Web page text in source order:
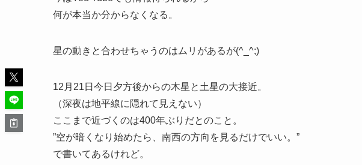
何が本当か分からなくなる。
星の動きと合わせちゃうのはムリがあるが(^_^;)
12月21日今日夕方後からの木星と土星の大接近。
（深夜は地平線に隠れて見えない）
ここまで近づくのは400年ぶりだとのこと。
”空が暗くなり始めたら、南西の方向を見るだけでいい。”
で書いてあるけれど。